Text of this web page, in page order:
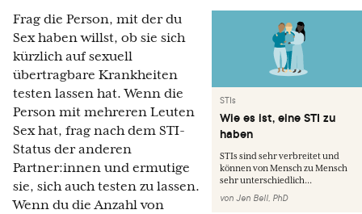
STIs
Wie es ist, eine STI zu
haben
STIs sind sehr verbreitet und
können von Mensch zu Mensch
sehr unterschiedlich...
von Jen Bell, PhD
Frag die Person, mit der du
Sex haben willst, ob sie sich
kürzlich auf sexuell
übertragbare Krankheiten
testen lassen hat. Wenn die
Person mit mehreren Leuten
Sex hat, frag nach dem STI-
Status der anderen
Partner:innen und ermutige
sie, sich auch testen zu lassen.
Wenn du die Anzahl von